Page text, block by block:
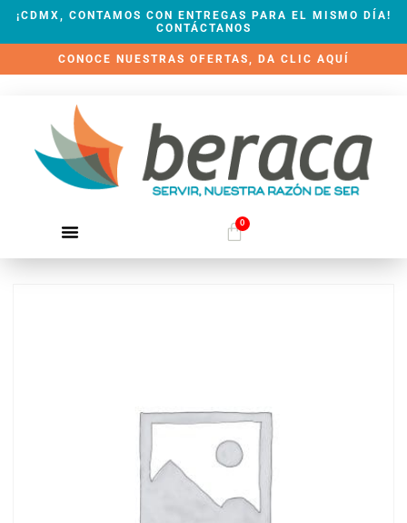
¡CDMX, CONTAMOS CON ENTREGAS PARA EL MISMO DÍA!
CONTÁCTANOS
CONOCE NUESTRAS OFERTAS, DA CLIC AQUÍ
0